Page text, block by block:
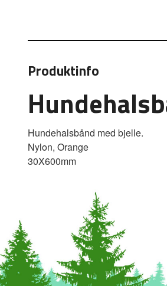
Produktinfo
Hundehalsbånd med bjelle.
Nylon, Orange
30X600mm